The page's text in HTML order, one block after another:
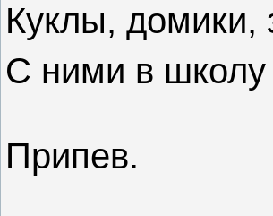
Куклы, домики,
С ними в школу
Припев.